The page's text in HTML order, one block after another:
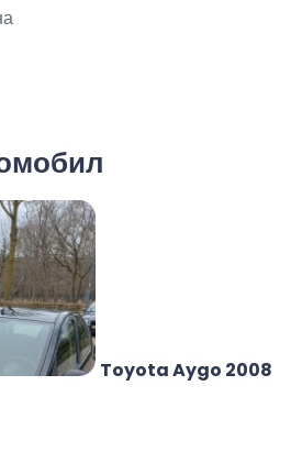
Toyota Aygo 2008